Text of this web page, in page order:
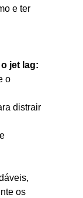
e ter
jet lag:
o
distrair
os